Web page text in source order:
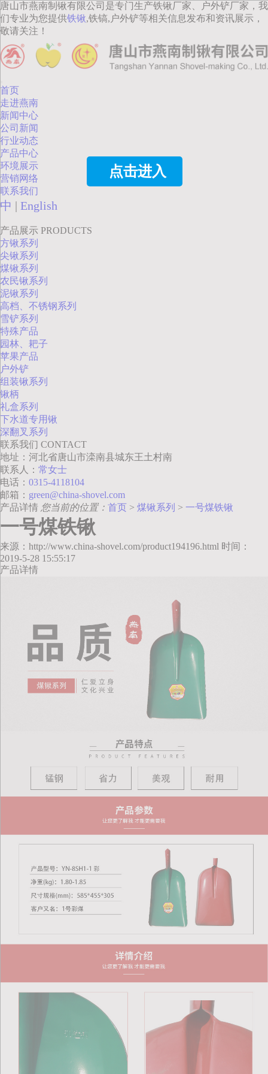
点击进入
唐山市燕南制锹有限公司是专门生产铁锹厂家、户外铲厂家，我
们专业为您提供铁锹,铁镐,户外铲等相关信息发布和资讯展示，
敬请关注！
首页
走进燕南
新闻中心
公司新闻
行业动态
产品中心
环境展示
营销网络
联系我们
中 | English
产品展示 PRODUCTS
方锹系列
尖锹系列
煤锹系列
农民锹系列
泥锹系列
高档、不锈钢系列
雪铲系列
特殊产品
园林、耙子
苹果产品
户外铲
组装锹系列
锹柄
礼盒系列
下水道专用锹
深翻叉系列
联系我们 CONTACT
地址：河北省唐山市滦南县城东王土村南
联系人： 常女士
电话： 0315-4118104
邮箱： green@china-shovel.com
产品详情 您当前的位置： 首页 > 煤锹系列 > 一号煤铁锹
一号煤铁锹
来源：http://www.china-shovel.com/product194196.html 时间：
2019-5-28 15:55:17
产品详情